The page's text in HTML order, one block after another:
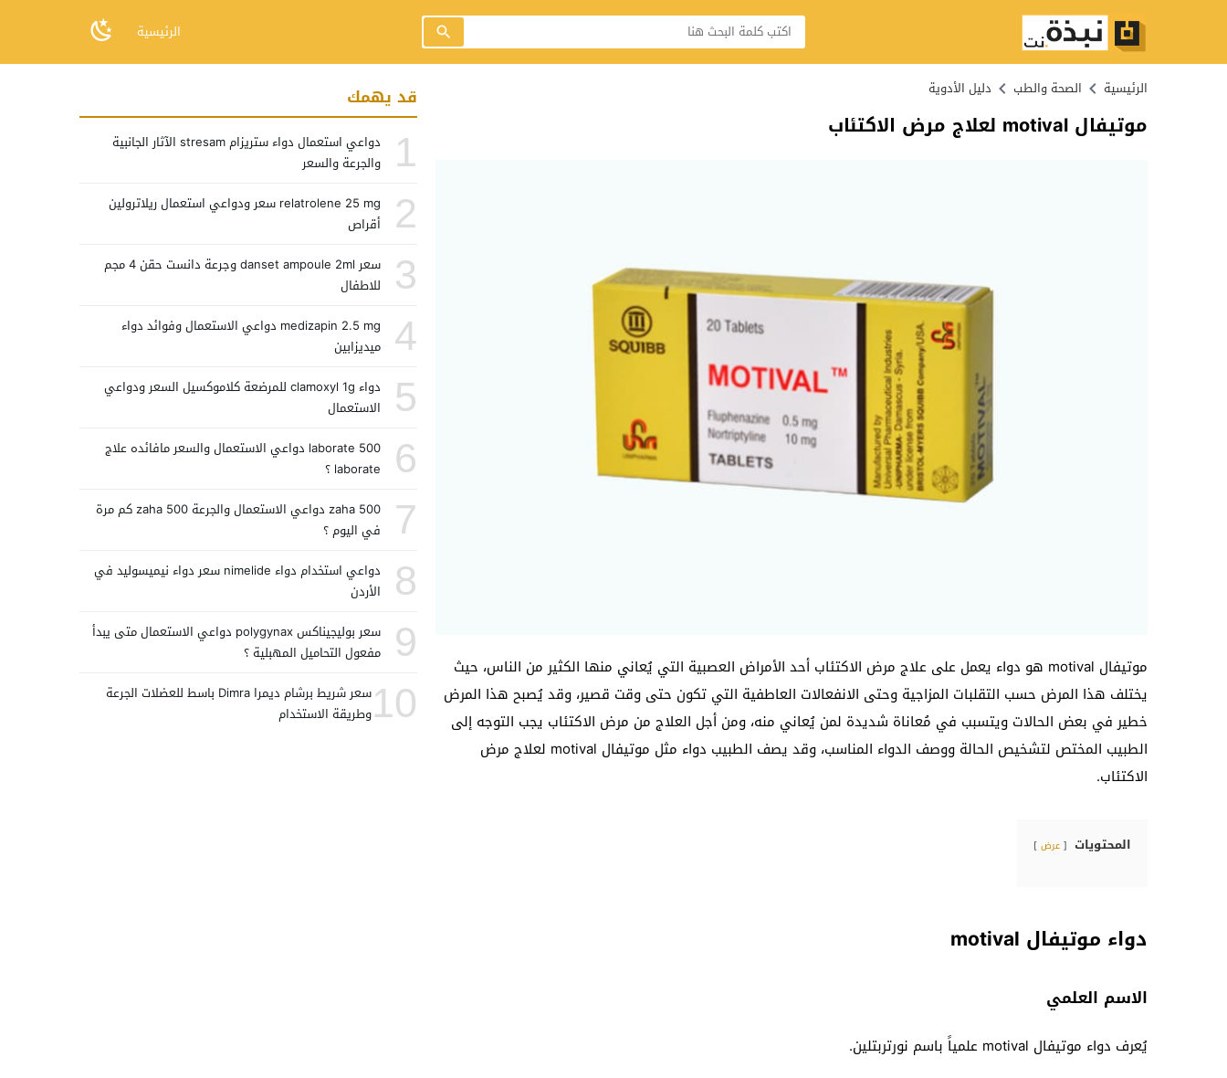
الرئيسية
الرئيسية الصحة والطب دليل الأدوية
موتيفال motival لعلاج مرض الاكتئاب
موتيفال motival هو دواء يعمل على علاج مرض الاكتئاب أحد الأمراض العصبية التي يُعاني منها الكثير من الناس، حيث
يختلف هذا المرض حسب التقلبات المزاجية وحتى الانفعالات العاطفية التي تكون حتى وقت قصير، وقد يُصبح هذا المرض
خطير في بعض الحالات ويتسبب في مُعاناة شديدة لمن يُعاني منه، ومن أجل العلاج من مرض الاكتئاب يجب التوجه إلى
الطبيب المختص لتشخيص الحالة ووصف الدواء المناسب، وقد يصف الطبيب دواء مثل موتيفال motival لعلاج مرض
الاكتئاب.
المحتويات عرض
دواء موتيفال motival
الاسم العلمي
يُعرف دواء موتيفال motival علمياً باسم نورتربتلين.
قد يهمك
1
دواعي استعمال دواء ستريزام stresam الآثار الجانبية
والجرعة والسعر
2
relatrolene 25 mg سعر ودواعي استعمال ريلاترولين
أقراص
3
سعر danset ampoule 2ml وجرعة دانست حقن 4 مجم
للاطفال
4
medizapin 2.5 mg دواعي الاستعمال وفوائد دواء
ميديزابين
5
دواء clamoxyl 1g للمرضعة كلاموكسيل السعر ودواعي
الاستعمال
6
laborate 500 دواعي الاستعمال والسعر مافائده علاج
laborate ؟
7
zaha 500 دواعي الاستعمال والجرعة zaha 500 كم مرة
في اليوم ؟
8
دواعي استخدام دواء nimelide سعر دواء نيميسوليد في
الأردن
9
سعر بوليجيناكس polygynax دواعي الاستعمال متى يبدأ
مفعول التحاميل المهبلية ؟
10
سعر شريط برشام ديمرا Dimra باسط للعضلات الجرعة
وطريقة الاستخدام